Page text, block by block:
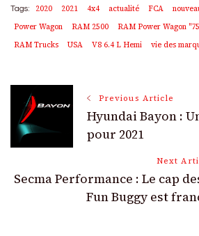
Tags: 2020 2021 4x4 actualité FCA
Power Wagon
RAM 2500
RAM Power Wagon
RAM Trucks
USA V8 6.4 L Hemi vie des
Post
Navigation
Previous Article
Hyundai Bayon :
pour 2021
Next
Secma Performance : Le cap
Fun Buggy est